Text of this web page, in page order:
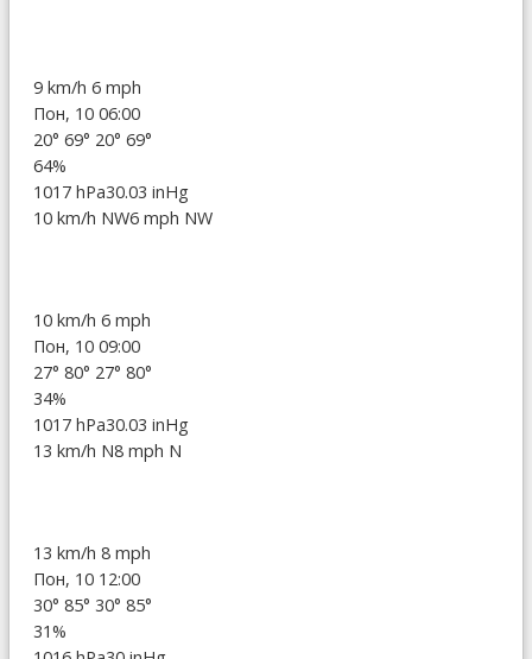
9 km/h 6 mph
Пон, 10 06:00
20° 69° 20° 69°
64%
1017 hPa30.03 inHg
10 km/h NW6 mph NW
10 km/h 6 mph
Пон, 10 09:00
27° 80° 27° 80°
34%
1017 hPa30.03 inHg
13 km/h N8 mph N
13 km/h 8 mph
Пон, 10 12:00
30° 85° 30° 85°
31%